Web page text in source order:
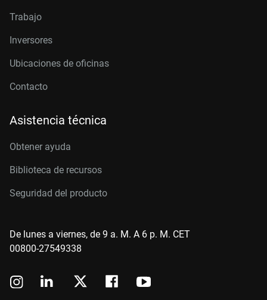
Trabajo
Inversores
Ubicaciones de oficinas
Contacto
Asistencia técnica
Obtener ayuda
Biblioteca de recursos
Seguridad del producto
De lunes a viernes, de 9 a. M. A 6 p. M. CET
00800-27549338